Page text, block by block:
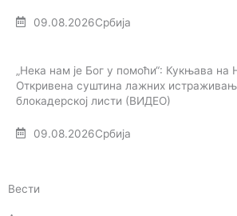
09.08.2026Србија
„Нека нам је Бог у помоћи“: Кукњава на
Откривена суштина лажних
блокадерској листи (ВИДЕО)
09.08.2026Србија
Вести